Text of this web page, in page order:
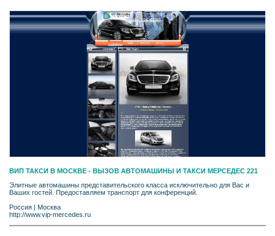
ВИП ТАКСИ В МОСКВЕ - ВЫЗОВ АВТОМАШИНЫ И ТАКСИ МЕРСЕДЕС 221
Элитные автомашины представительского класса исключительно для Вас и
Ваших гостей. Предоставляем транспорт для конференций.
Россия | Москва
http://www.vip-mercedes.ru